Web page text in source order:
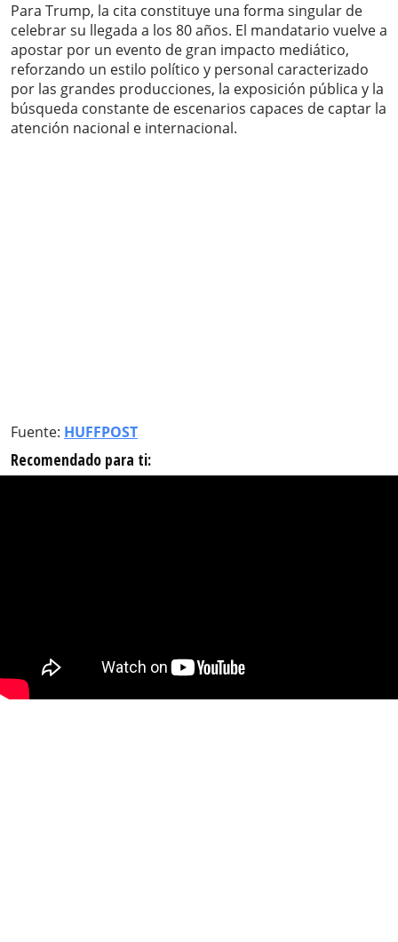
Para Trump, la cita constituye una forma singular de
celebrar su llegada a los 80 años. El mandatario vuelve a
apostar por un evento de gran impacto mediático,
reforzando un estilo político y personal caracterizado
por las grandes producciones, la exposición pública y la
búsqueda constante de escenarios capaces de captar la
atención nacional e internacional.
Fuente: HUFFPOST
Recomendado para ti: